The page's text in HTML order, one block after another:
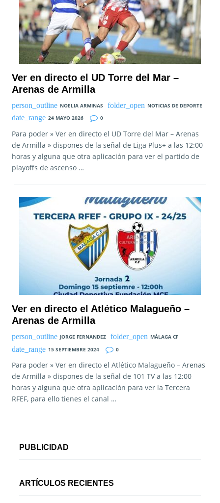
Ver en directo el UD Torre del Mar –
Arenas de Armilla
NOELIA ARMINAS
NOTICIAS DE DEPORTE
24 MAYO 2026
0
Para poder » Ver en directo el UD Torre del Mar – Arenas
de Armilla » dispones de la señal de Liga Plus+ a las 12:00
horas y alguna que otra aplicación para ver el partido de
playoffs de ascenso …
Ver en directo el Atlético Malagueño –
Arenas de Armilla
JORGE FERNANDEZ
MÁLAGA CF
15 SEPTIEMBRE 2024
0
Para poder » Ver en directo el Atlético Malagueño – Arenas
de Armilla » dispones de la señal de 101 TV a las 12:00
horas y alguna que otra aplicación para ver la Tercera
RFEF, para ello tienes el canal …
PUBLICIDAD
ARTÍCULOS RECIENTES